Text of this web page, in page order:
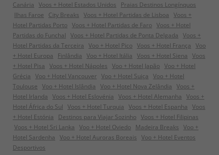
Canária Voos + Hotel Estados Unidos
Praias Destinos Longínquos
Ilhas Faroe
City Breaks Voos + Hotel Partidas de Lisboa Voos +
Hotel Partidas Porto Voos + Hotel Partidas de Faro Voos + Hotel
Partidas do Funchal Voos + Hotel Partidas de Ponta Delgada Voos +
Hotel Partidas da Terceira Voo + Hotel Pico Voos + Hotel França Voo
+ Hotel Europa
Finlândia Voo + Hotel Itália Voos + Hotel Siena Voos
+ Hotel Pisa Voos + Hotel Nápoles Voo + Hotel Japão Voo + Hotel
Grécia Voo + Hotel Vancouver Voo + Hotel Suiça Voo + Hotel
Toulouse Voo + Hotel Islândia Voo + Hotel Nova Zelândia Voos +
Hotel Irlanda Voos + Hotel Eslovénia Voos + Hotel Alemanha Voos +
Hotel África do Sul Voos + Hotel Turquia Voos + Hotel Espanha Voos
+ Hotel Estónia
Destinos para Viajar Sozinho Voos + Hotel Filipinas
Voos + Hotel Sri Lanka Voo + Hotel Oviedo Madeira Breaks Voo +
Hotel Sardenha Voo + Hotel Auroras Boreais Voo + Hotel Eventos
Desportivos